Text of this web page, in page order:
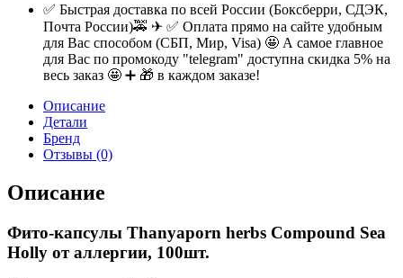
✅ Быстрая доставка по всей России (Боксберри, СДЭК,
Почта России)🚕 ✈ ✅ Оплата прямо на сайте удобным
для Вас способом (СБП, Мир, Visa) 🤩 А самое главное
для Вас по промокоду "telegram" доступна скидка 5% на
весь заказ 🤩 ➕ 🎁 в каждом заказе!
Описание
Детали
Бренд
Отзывы (0)
Описание
Фито-капсулы Thanyaporn herbs Compound Sea
Holly от аллергии, 100шт.